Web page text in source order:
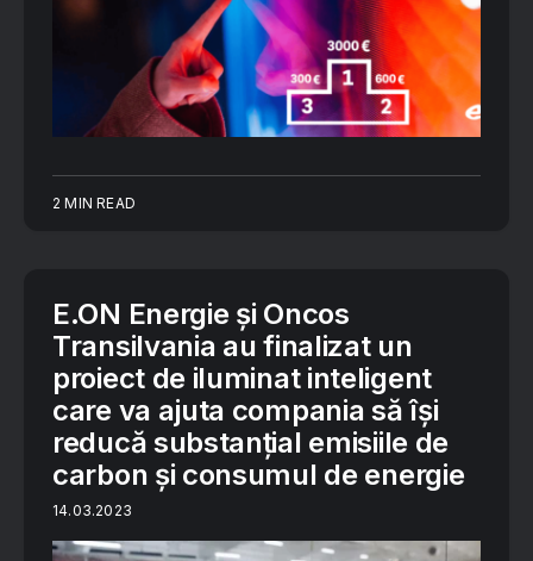
2 MIN READ
E.ON Energie și Oncos
Transilvania au finalizat un
proiect de iluminat inteligent
care va ajuta compania să își
reducă substanțial emisiile de
carbon și consumul de energie
14.03.2023